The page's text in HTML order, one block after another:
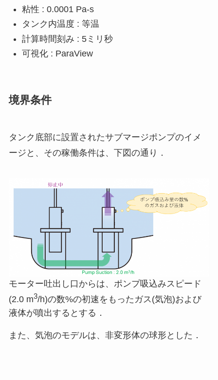
粘性 : 0.0001 Pa-s
タンク内温度 : 等温
計算時間刻み : 5ミリ秒
可視化 : ParaView
境界条件
タンク底部に設置されたサブマージポンプのイメ
ージと、その稼働条件は、下図の通り．
モーター吐出し口からは、ポンプ吸込みスピード
(2.0 m3/h)の数%の初速をもったガス(気泡)および
液体が噴出するとする．
また、気泡のモデルは、非変形体の球形とした．